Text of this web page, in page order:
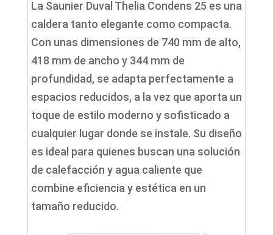
La Saunier Duval Thelia Condens 25 es una
caldera tanto elegante como compacta.
Con unas dimensiones de 740 mm de alto,
418 mm de ancho y 344 mm de
profundidad, se adapta perfectamente a
espacios reducidos, a la vez que aporta un
toque de estilo moderno y sofisticado a
cualquier lugar donde se instale. Su diseño
es ideal para quienes buscan una solución
de calefacción y agua caliente que
combine eficiencia y estética en un
tamaño reducido.